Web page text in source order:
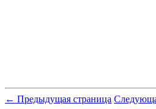
← Предыдущая страница